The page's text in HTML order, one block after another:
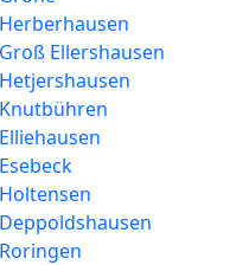
Ellershausen